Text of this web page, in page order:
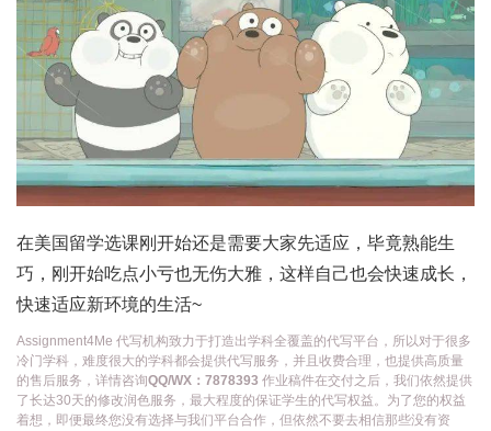
在美国留学选课刚开始还是需要大家先适应，毕竟熟能生
巧，刚开始吃点小亏也无伤大雅，这样自己也会快速成长，
快速适应新环境的生活~
Assignment4Me 代写机构致力于打造出学科全覆盖的代写平台，所以对于很多
冷门学科，难度很大的学科都会提供代写服务，并且收费合理，也提供高质量
的售后服务，详情咨询QQ/WX：7878393 作业稿件在交付之后，我们依然提供
了长达30天的修改润色服务，最大程度的保证学生的代写权益。为了您的权益
着想，即便最终您没有选择与我们平台合作，但依然不要去相信那些没有资